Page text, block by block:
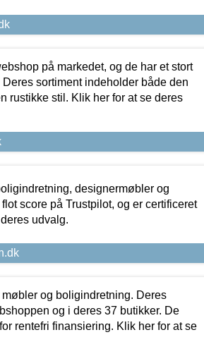
på markedet, og de har et stort
sortiment indeholder både den
rustikke stil. Klik her for at se deres
designermøbler og
score på Trustpilot, og er certificeret
udvalg.
og boligindretning. Deres
og i deres 37 butikker. De
rentefri finansiering. Klik her for at se